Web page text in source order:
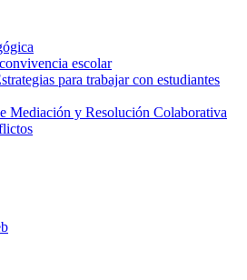
escolar
para trabajar con estudiantes
Mediación y Resolución Colaborativa